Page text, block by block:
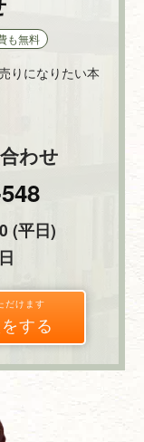
も無料
りになりたい本
わせ
(平日)
だけます
する